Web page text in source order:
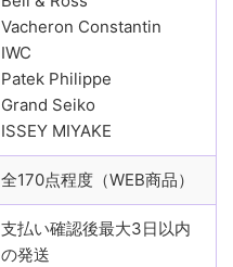
Vacheron Constantin
IWC
Patek Philippe
Grand Seiko
ISSEY MIYAKE
全170点程度（WEB商品）
支払い確認後最大3日以内
の発送